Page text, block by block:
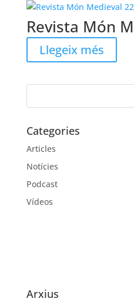
Revista Món
Llegeix més
Categories
Articles
Notícies
Podcast
Vídeos
Arxius